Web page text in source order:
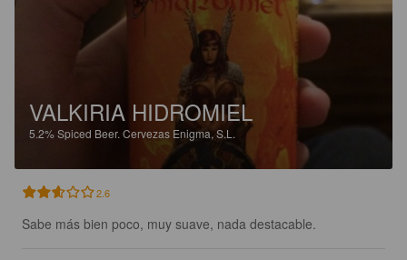
VALKIRIA HIDROMIEL
5.2%Spiced Beer. Cervezas Enigma, S.L.
2.6
Sabe más bien poco, muy suave, nada destacable.